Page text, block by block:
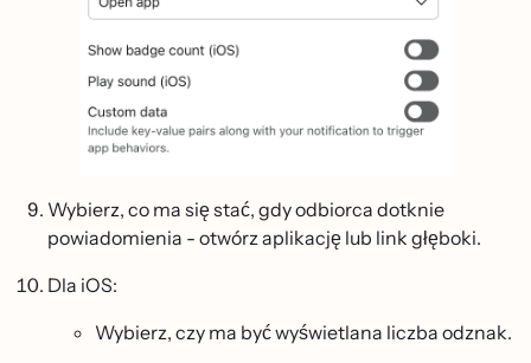
Wybierz, co ma się stać, gdy odbiorca dotknie
powiadomienia - otwórz aplikację lub link głęboki.
Dla iOS:
Wybierz, czy ma być wyświetlana liczba odznak.